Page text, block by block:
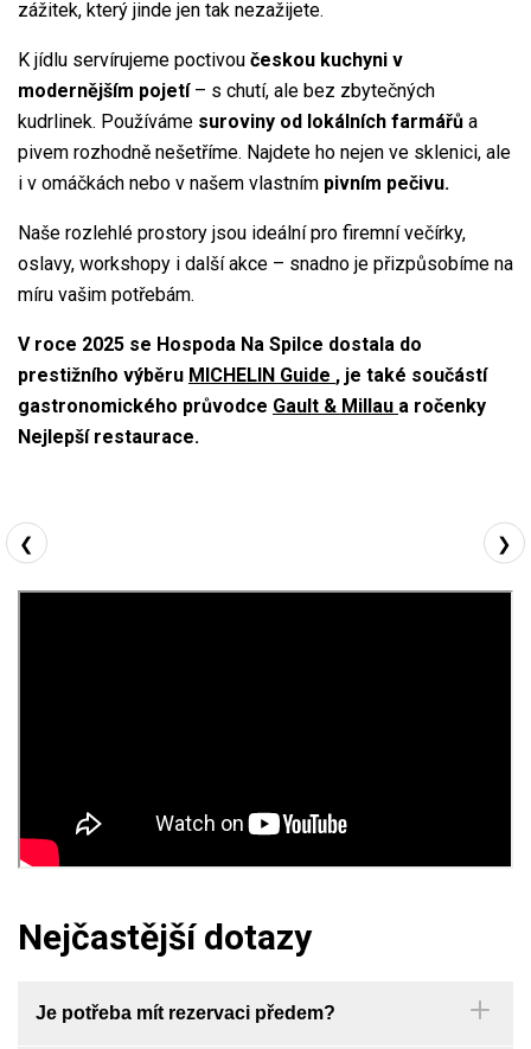
zážitek, který jinde jen tak nezažijete.
K jídlu servírujeme poctivou českou kuchyni v
modernějším pojetí – s chutí, ale bez zbytečných
kudrlinek. Používáme suroviny od lokálních farmářů a
pivem rozhodně nešetříme. Najdete ho nejen ve sklenici, ale
i v omáčkách nebo v našem vlastním pivním pečivu.
Naše rozlehlé prostory jsou ideální pro firemní večírky,
oslavy, workshopy i další akce – snadno je přizpůsobíme na
míru vašim potřebám.
V roce 2025 se Hospoda Na Spilce dostala do
prestižního výběru MICHELIN Guide , je také součástí
gastronomického průvodce Gault & Millau a ročenky
Nejlepší restaurace.
❮ ❯
Nejčastější dotazy
Je potřeba mít rezervaci předem?